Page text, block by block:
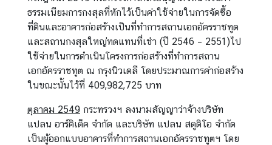
ธรรมเนียมการกงสุลที่หักไว้เป็นค่าใช้จ่ายในการจัดซื้อ
ที่ดินและอาคารก่อสร้างเป็นที่ทำการสถานเอกอัครราชทูต
และสถานกงสุลใหญ่ทดแทนที่เช่า (ปี 2546 – 2551)ไป
ใช้จ่ายในการดำเนินโครงการก่อสร้างที่ทำการสถาน
เอกอัครราชทูต ณ กรุงนิวเดลี โดยประมาณการค่าก่อสร้าง
ในขณะนั้นไว้ที่ 409,982,725 บาท
ตุลาคม 2549 กระทรวงฯ ลงนามสัญญาว่าจ้างบริษัท
แปลน อาร์คิเต็ค จำกัด และบริษัท แปลน สตูดิโอ จำกัด
เป็นผู้ออกแบบอาคารที่ทำการสถานเอกอัครราชทูตฯ โดย